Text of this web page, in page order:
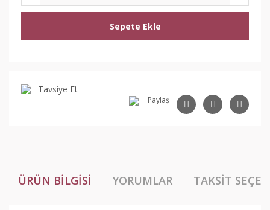
Sepete Ekle
Tavsiye Et
Paylaş
ÜRÜN BILGISI YORUMLAR TAKSIT